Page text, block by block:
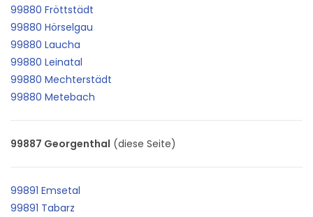
99880 Fröttstädt
99880 Hörselgau
99880 Laucha
99880 Leinatal
99880 Mechterstädt
99880 Metebach
99887 Georgenthal (diese Seite)
99891 Emsetal
99891 Tabarz